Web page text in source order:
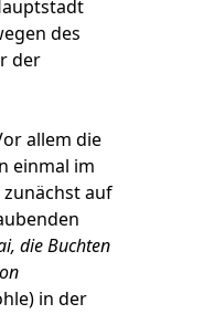
des
der
allem die
einmal im
zunächst auf
die Buchten
in der